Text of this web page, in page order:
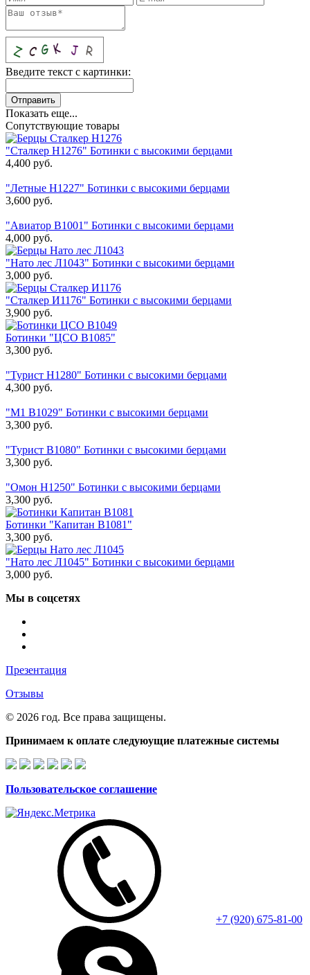
Введите текст с картинки:
Показать еще...
Сопутствующие товары
"Сталкер Н1276" Ботинки с высокими берцами
4,400 руб.
"Летные Н1227" Ботинки с высокими берцами
3,600 руб.
"Авиатор В1001" Ботинки с высокими берцами
4,000 руб.
"Нато лес Л1043" Ботинки с высокими берцами
3,000 руб.
"Сталкер И1176" Ботинки с высокими берцами
3,900 руб.
Ботинки "ЦСО В1085"
3,300 руб.
"Турист Н1280" Ботинки с высокими берцами
4,300 руб.
"М1 В1029" Ботинки с высокими берцами
3,300 руб.
"Турист В1080" Ботинки с высокими берцами
3,300 руб.
"Омон Н1250" Ботинки с высокими берцами
3,300 руб.
Ботинки "Капитан В1081"
3,300 руб.
"Нато лес Л1045" Ботинки с высокими берцами
3,000 руб.
Мы в соцсетях
Презентация
Отзывы
© 2026 год. Все права защищены.
Принимаем к оплате следуюущие платежные системы
Пользовательское соглашение
+7 (920) 675-81-00